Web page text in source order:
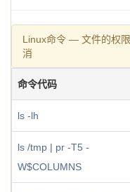
Linux命令 — 文件的权
消
命令代码
ls -lh
ls /tmp | pr -T5 -
W$COLUMNS